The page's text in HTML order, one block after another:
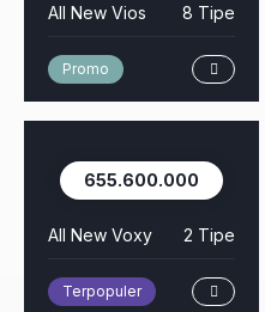
All New Vios 8 Tipe
Promo
655.600.000
All New Voxy 2 Tipe
Terpopuler